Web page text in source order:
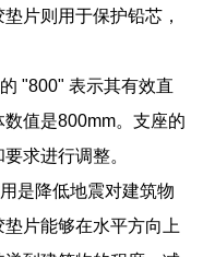
片则用于保护铅芯，
"800" 表示其有效直
值是800mm。支座的
求进行调整。
是降低地震对建筑物
片能够在水平方向上